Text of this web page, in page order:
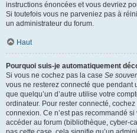
instructions énoncées et vous devriez
Si toutefois vous ne parveniez pas à
un administrateur du forum.
Haut
Pourquoi suis-je automatiquement
Si vous ne cochez pas la case Se
vous ne resterez connecté que
que quelqu’un d’autre utilise votre
ordinateur. Pour rester connecté, cochez
connexion. Ce n’est pas recommandé
accéder au forum (bibliothèque, cyber-